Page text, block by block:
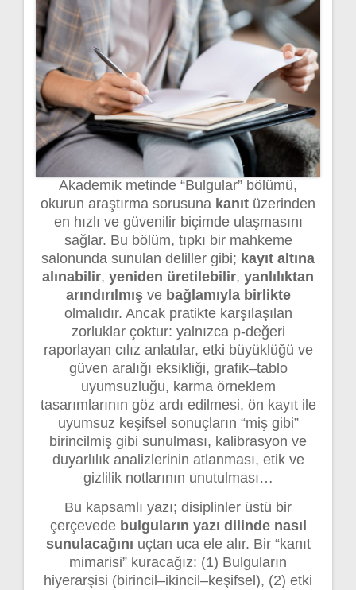
Akademik metinde “Bulgular” bölümü,
okurun araştırma sorusuna kanıt üzerinden
en hızlı ve güvenilir biçimde ulaşmasını
sağlar. Bu bölüm, tıpkı bir mahkeme
salonunda sunulan deliller gibi; kayıt altına
alınabilir, yeniden üretilebilir, yanlılıktan
arındırılmışve bağlamıyla birlikte
olmalıdır. Ancak pratikte karşılaşılan
zorluklar çoktur: yalnızca p-değeri
raporlayan cılız anlatılar, etki büyüklüğü ve
güven aralığı eksikliği, grafik–tablo
uyumsuzluğu, karma örneklem
tasarımlarının göz ardı edilmesi, ön kayıt ile
uyumsuz keşifsel sonuçların “miş gibi”
birincilmiş gibi sunulması, kalibrasyon ve
duyarlılık analizlerinin atlanması, etik ve
gizlilik notlarının unutulması…
Bu kapsamlı yazı; disiplinler üstü bir
çerçevede bulguların yazı dilinde nasıl
sunulacağını uçtan uca ele alır. Bir “kanıt
mimarisi” kuracağız: (1) Bulguların
hiyerarşisi (birincil–ikincil–keşifsel), (2) etki